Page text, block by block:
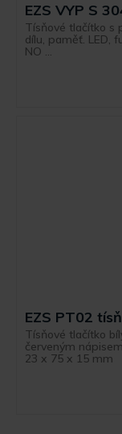
EZS VYP S
Tísňové tlačítko s
dílu, paměť. LED,
NO ...
EZS PT02
Tísňové tlačítko
červeným
23 x 75 x 15 mm